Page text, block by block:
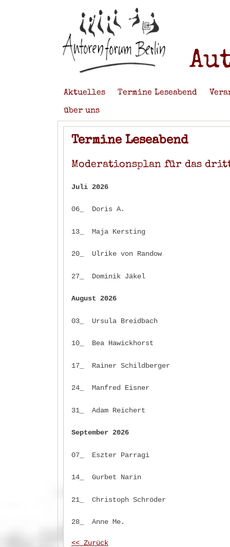
Aktuelles Termine Leseabend
über uns
Termine Leseabend
Moderationsplan für das
Juli 2026
06_ Doris A.
13_ Maja Kersting
20_ Ulrike von Randow
27_ Dominik Jäkel
August 2026
03_ Ursula Breidbach
10_ Bea Hawickhorst
17_ Rainer Schildberger
24_ Manfred Eisner
31_ Adam Reichert
September 2026
07_ Eszter Parragi
14_ Gurbet Narin
21_ Christoph Schröder
28_ Anne Me.
<< Zurück